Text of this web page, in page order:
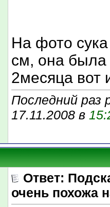
На фото
см, она
2месяца вот
Последний раз
17.11.2008 в
Ответ:
очень похожа